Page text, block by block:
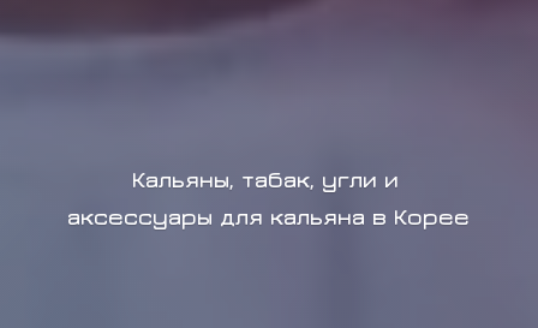
Кальяны, табак, угли и
аксессуары для кальяна в Корее